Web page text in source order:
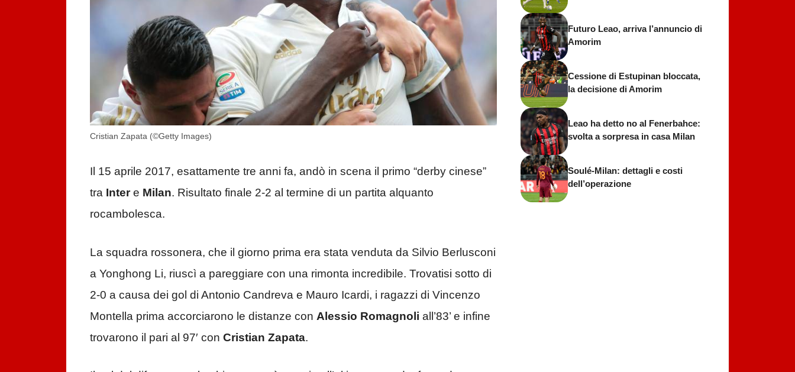
Cristian Zapata (©Getty Images)
Il 15 aprile 2017, esattamente tre anni fa, andò in scena il primo “derby cinese”
tra Intere Milan. Risultato finale 2-2 al termine di un partita alquanto
rocambolesca.
La squadra rossonera, che il giorno prima era stata venduta da Silvio Berlusconi
a Yonghong Li, riuscì a pareggiare con una rimonta incredibile. Trovatisi sotto di
2-0 a causa dei gol di Antonio Candreva e Mauro Icardi, i ragazzi di Vincenzo
Montella prima accorciarono le distanze con Alessio Romagnoli all’83’ e infine
trovarono il pari al 97′ con Cristian Zapata.
Futuro Leao, arriva l’annuncio di
Amorim
Cessione di Estupinan bloccata,
la decisione di Amorim
Leao ha detto no al Fenerbahce:
svolta a sorpresa in casa Milan
Soulé-Milan: dettagli e costi
dell’operazione